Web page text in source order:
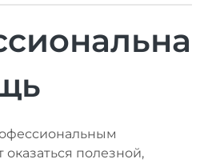
полезной,